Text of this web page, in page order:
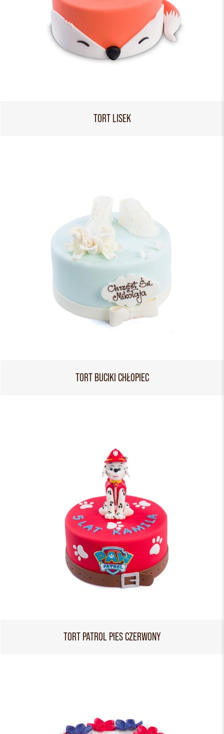
TORT LISEK
TORT BUCIKI CHŁOPIEC
TORT PATROL PIES CZERWONY